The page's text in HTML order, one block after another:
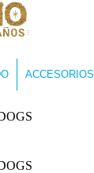
ACCESORIOS